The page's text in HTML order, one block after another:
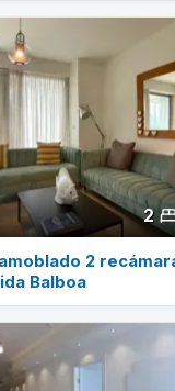
2
2
Balboa